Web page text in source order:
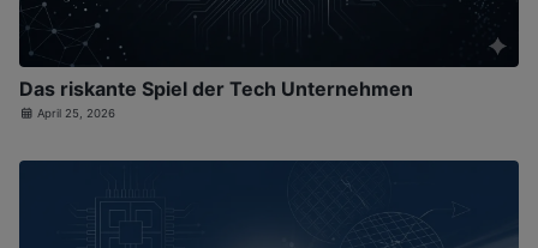
Das riskante Spiel der Tech Unternehmen
April 25, 2026